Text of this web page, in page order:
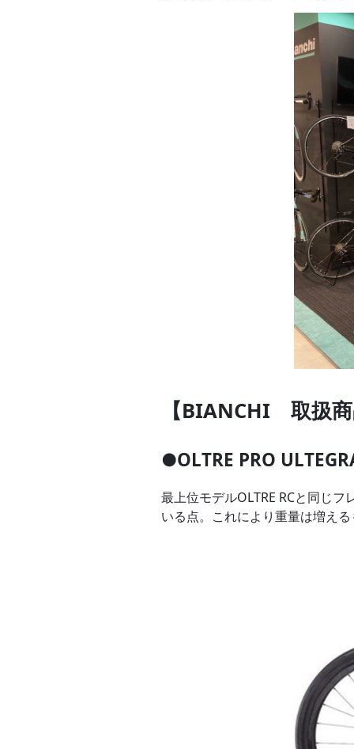
【BIANCHI 取扱
●OLTRE PRO
最上位モデルOLTRE RCと同じ
いる点。これにより重量は増え